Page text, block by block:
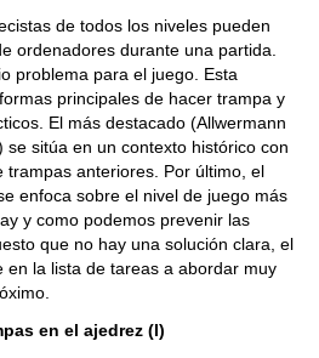
de todos los niveles pueden
ordenadores durante una partida.
problema para el juego. Esta
principales de hacer trampa y
El más destacado (Allwermann
sitúa en un contexto histórico con
trampas anteriores. Por último, el
enfoca sobre el nivel de juego más
y como podemos prevenir las
que no hay una solución clara, el
en la lista de tareas a abordar muy
en el ajedrez (I)